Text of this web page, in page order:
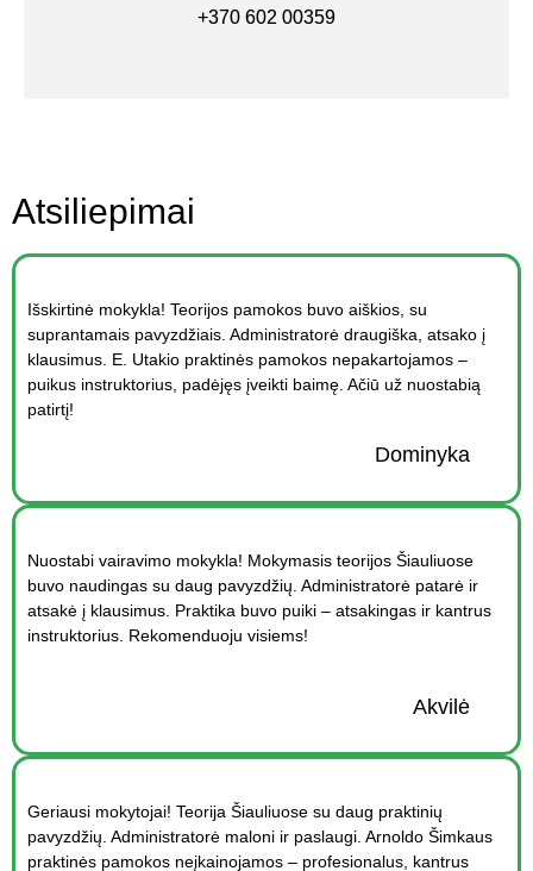
+370 602 00359
Atsiliepimai
Išskirtinė mokykla! Teorijos pamokos buvo aiškios, su
suprantamais pavyzdžiais. Administratorė draugiška, atsako į
klausimus. E. Utakio praktinės pamokos nepakartojamos –
puikus instruktorius, padėjęs įveikti baimę. Ačiū už nuostabią
patirtį!
Dominyka
Nuostabi vairavimo mokykla! Mokymasis teorijos Šiauliuose
buvo naudingas su daug pavyzdžių. Administratorė patarė ir
atsakė į klausimus. Praktika buvo puiki – atsakingas ir kantrus
instruktorius. Rekomenduoju visiems!
Akvilė
Geriausi mokytojai! Teorija Šiauliuose su daug praktinių
pavyzdžių. Administratorė maloni ir paslaugi. Arnoldo Šimkaus
praktinės pamokos neįkainojamos – profesionalus, kantrus